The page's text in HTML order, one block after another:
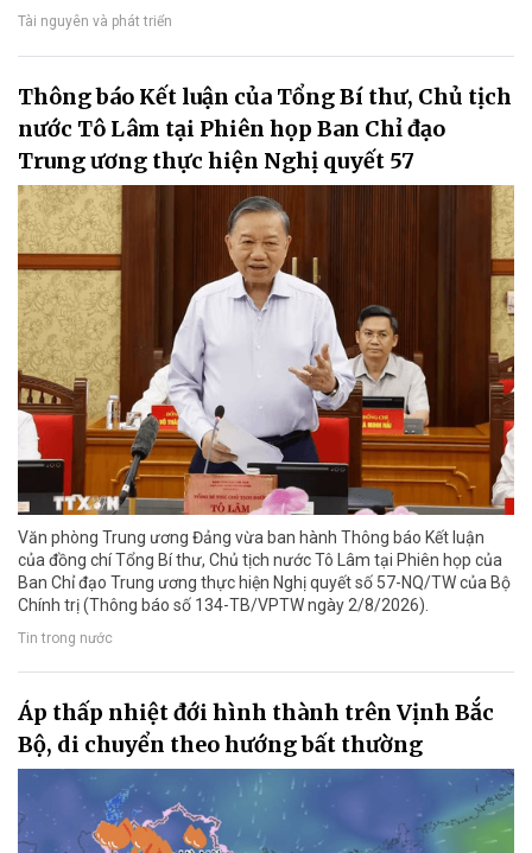
Tài nguyên và phát triển
Thông báo Kết luận của Tổng Bí thư, Chủ tịch
nước Tô Lâm tại Phiên họp Ban Chỉ đạo
Trung ương thực hiện Nghị quyết 57
Văn phòng Trung ương Đảng vừa ban hành Thông báo Kết luận
của đồng chí Tổng Bí thư, Chủ tịch nước Tô Lâm tại Phiên họp của
Ban Chỉ đạo Trung ương thực hiện Nghị quyết số 57-NQ/TW của Bộ
Chính trị (Thông báo số 134-TB/VPTW ngày 2/8/2026).
Tin trong nước
Áp thấp nhiệt đới hình thành trên Vịnh Bắc
Bộ, di chuyển theo hướng bất thường